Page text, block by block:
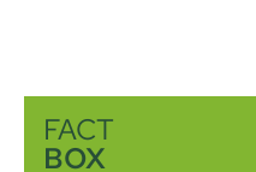
FACT
BOX